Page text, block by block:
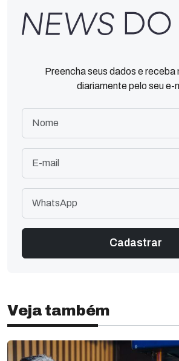
Preencha seus dados e receba
diariamente pelo seu e-
Veja também